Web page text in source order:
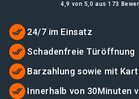
4,9 von 5,0 aus 173
24/7 im Einsatz
Schadenfreie Türöffnung
Barzahlung sowie mit
Innerhalb von 30Minuten